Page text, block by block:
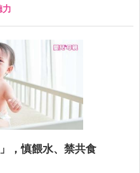
力
，慎餵水、禁共食